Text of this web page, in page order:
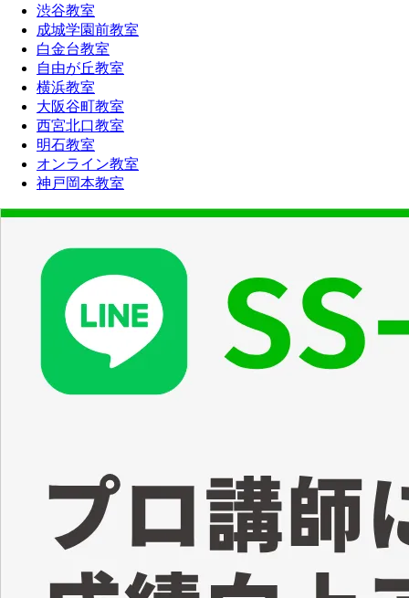
渋谷教室
成城学園前教室
白金台教室
自由が丘教室
横浜教室
大阪谷町教室
西宮北口教室
明石教室
オンライン教室
神戸岡本教室